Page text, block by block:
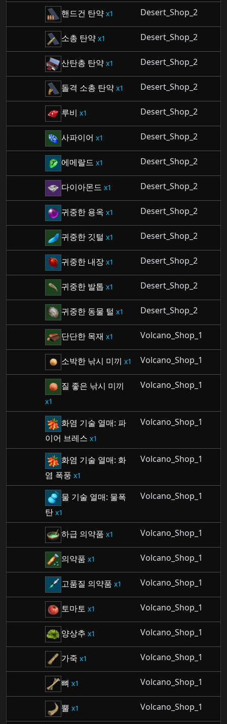
핸드건 탄약 1 Desert_Shop_2
소총 탄약 1 Desert_Shop_2
산탄총 탄약 1 Desert_Shop_2
돌격 소총 탄약 1 Desert_Shop_2
루비 1 Desert_Shop_2
사파이어 1 Desert_Shop_2
에메랄드 1 Desert_Shop_2
다이아몬드 1 Desert_Shop_2
귀중한 용옥 1 Desert_Shop_2
귀중한 깃털 1 Desert_Shop_2
귀중한 내장 1 Desert_Shop_2
귀중한 발톱 1 Desert_Shop_2
귀중한 동물 털 1 Desert_Shop_2
단단한 목재 1 Volcano_Shop_1
소박한 낚시 미끼 1 Volcano_Shop_1
질 좋은 낚시 미끼
1
Volcano_Shop_1
화염 기술 열매: 파
이어 브레스
1
Volcano_Shop_1
화염 기술 열매: 화
염 폭풍
1
Volcano_Shop_1
물 기술 열매: 물폭
탄
1
Volcano_Shop_1
하급 의약품 1 Volcano_Shop_1
의약품 1 Volcano_Shop_1
고품질 의약품 1 Volcano_Shop_1
토마토 1 Volcano_Shop_1
양상추 1 Volcano_Shop_1
가죽 1 Volcano_Shop_1
뼈 1 Volcano_Shop_1
뿔 1 Volcano_Shop_1